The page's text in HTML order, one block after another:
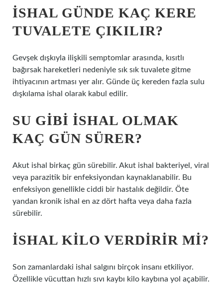
İSHAL GÜNDE KAÇ KERE
TUVALETE ÇIKILIR?
Gevşek dışkıyla ilişkili semptomlar arasında, kısıtlı
bağırsak hareketleri nedeniyle sık sık tuvalete gitme
ihtiyacının artması yer alır. Günde üç kereden fazla sulu
dışkılama ishal olarak kabul edilir.
SU GIBI ISHAL OLMAK
KAÇ GÜN SÜRER?
Akut ishal birkaç gün sürebilir. Akut ishal bakteriyel, viral
veya parazitik bir enfeksiyondan kaynaklanabilir. Bu
enfeksiyon genellikle ciddi bir hastalık değildir. Öte
yandan kronik ishal en az dört hafta veya daha fazla
sürebilir.
İSHAL KILO VERDIRIR MI?
Son zamanlardaki ishal salgını birçok insanı etkiliyor.
Özellikle vücuttan hızlı sıvı kaybı kilo kaybına yol açabilir.